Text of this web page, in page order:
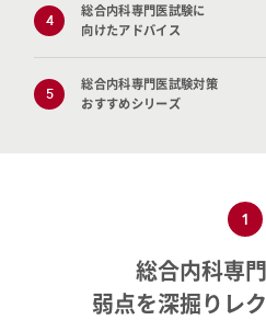
4
総合内科専門医試験に
向けたアドバイス
5
総合内科専門医試験対策
おすすめシリーズ
1
総合内科専
弱点を深掘りレ